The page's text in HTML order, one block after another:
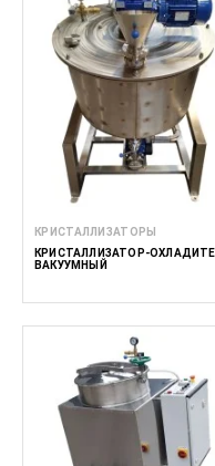
КРИСТАЛЛИЗАТОРЫ
КРИСТАЛЛИЗАТОР-
ВАКУУМНЫЙ